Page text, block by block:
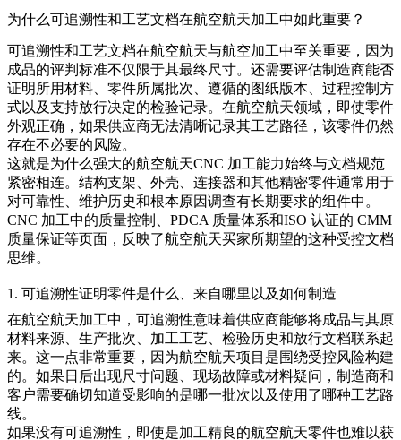
为什么可追溯性和工艺文档在航空航天加工中如此重要？
可追溯性和工艺文档在航空航天与航空加工中至关重要，因为
成品的评判标准不仅限于其最终尺寸。还需要评估制造商能否
证明所用材料、零件所属批次、遵循的图纸版本、过程控制方
式以及支持放行决定的检验记录。在航空航天领域，即使零件
外观正确，如果供应商无法清晰记录其工艺路径，该零件仍然
存在不必要的风险。
这就是为什么强大的航空航天CNC 加工能力始终与文档规范
紧密相连。结构支架、外壳、连接器和其他精密零件通常用于
对可靠性、维护历史和根本原因调查有长期要求的组件中。
CNC 加工中的质量控制
PDCA 质量体系和ISO 认证的 CMM
质量保证等页面，反映了航空航天买家所期望的这种受控文档
思维。
1. 可追溯性证明零件是什么、来自哪里以及如何制造
在航空航天加工中，可追溯性意味着供应商能够将成品与其原
材料来源、生产批次、加工工艺、检验历史和放行文档联系起
来。这一点非常重要，因为航空航天项目是围绕受控风险构建
的。如果日后出现尺寸问题、现场故障或材料疑问，制造商和
客户需要确切知道受影响的是哪一批次以及使用了哪种工艺路
线。
如果没有可追溯性，即使是加工精良的航空航天零件也难以获